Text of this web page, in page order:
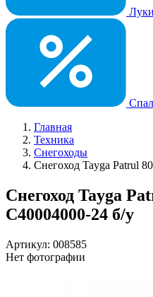
Главная
Техника
Снегоходы
Снегоход Tayga Patrul
Снегоход Tayga
C40004000-24 б/у
Артикул: 008585
Нет фотографии